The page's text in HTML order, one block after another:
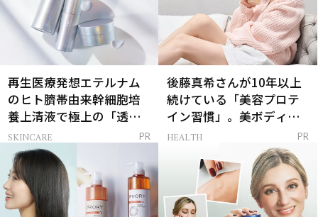
再生医療発想エテルナム
のヒト臍帯由来幹細胞培
養上清液で極上の「透明
感ハリ肌」へ
SKINCARE PR
後藤真希さんが10年以上
続けている「美容プロテ
イン習慣」。美ボディを
支える朝ルーティンと
HEALTH PR